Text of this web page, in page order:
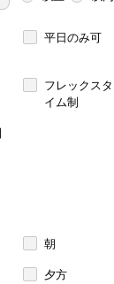
平日のみ可
フレックスタ
イム制
朝
夕方